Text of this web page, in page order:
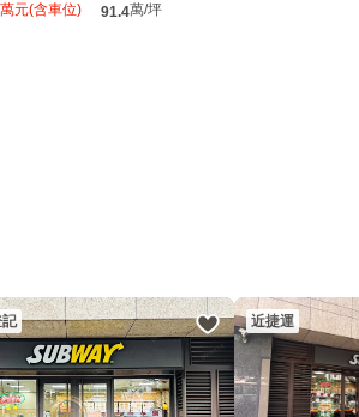
萬元(含車位) 91.4萬/坪
近捷運